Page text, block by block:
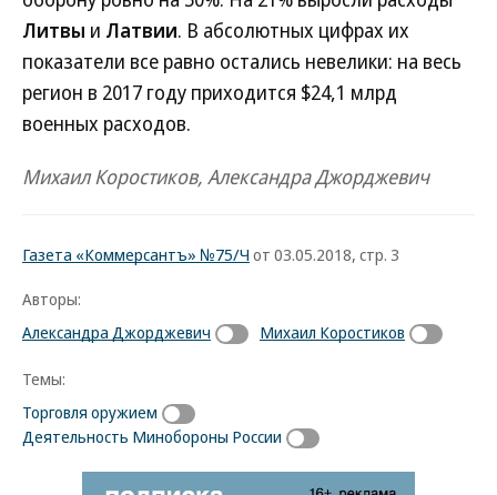
Литвы и Латвии. В абсолютных цифрах их
показатели все равно остались невелики: на весь
регион в 2017 году приходится $24,1 млрд
военных расходов.
Михаил Коростиков, Александра Джорджевич
Газета «Коммерсантъ» №75/Ч от 03.05.2018, стр. 3
Авторы:
Александра Джорджевич
Михаил Коростиков
Темы:
Торговля оружием
Деятельность Минобороны России